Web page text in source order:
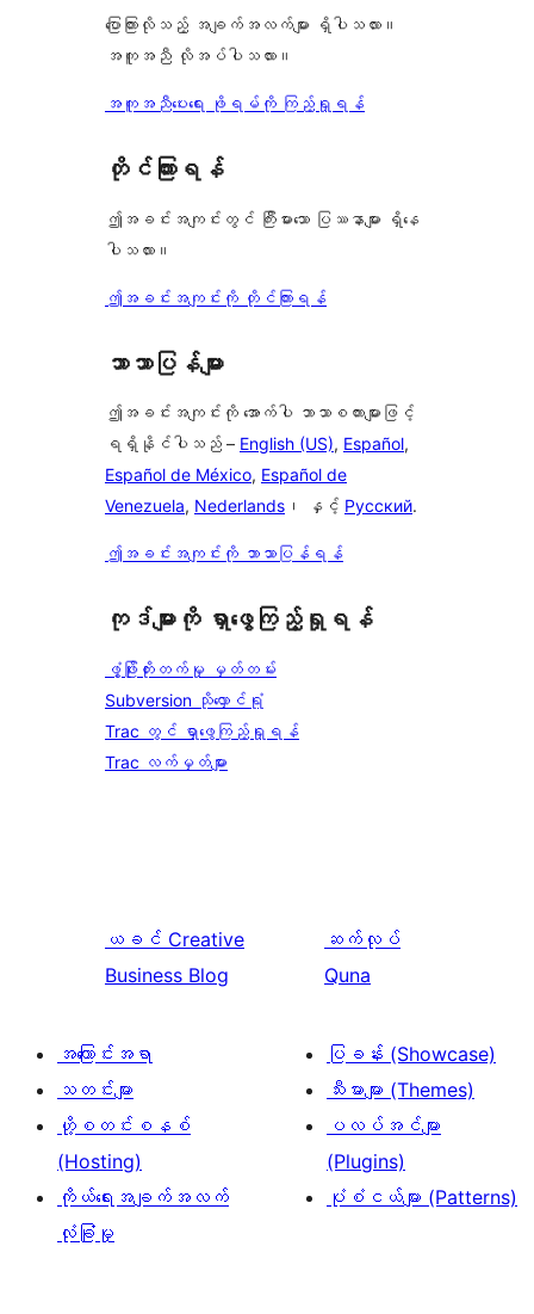
ပြောကြားလိုသည့် အချက်အလက်များ ရှိပါသလား။
အကူအညီ လိုအပ်ပါသလား။
အကူအညီပေးရေး ဖိုရမ်ကို ကြည့်ရှုရန်
တိုင်ကြားရန်
ဤအခင်းအကျင်းတွင် ကြီးမားသော ပြဿနာများ ရှိနေ
ပါသလား။
ဤအခင်းအကျင်းကို တိုင်ကြားရန်
ဘာသာပြန်များ
ဤအခင်းအကျင်းကို အောက်ပါ ဘာသာစကားများဖြင့်
ရရှိနိုင်ပါသည် – English (US), Español,
Español de México, Español de
Venezuela, Nederlands ၊ နှင့် Русский.
ဤအခင်းအကျင်းကို ဘာသာပြန်ရန်
ကုဒ်များကို ရှာဖွေကြည့်ရှုရန်
ဖွံ့ဖြိုးတိုးတက်မှု မှတ်တမ်း
Subversion သိုလှောင်ရုံ
Trac တွင် ရှာဖွေကြည့်ရှုရန်
Trac လက်မှတ်များ
ယခင် Creative
Business Blog
ဆက်လုပ်
Quna
အကြောင်းအရာ
သတင်းများ
ဟို့စတင်းစနစ်
(Hosting)
ကိုယ်ရေးအချက်အလက်
လုံခြုံမှု
ပြခန်း (Showcase)
သီးမားများ (Themes)
ပလပ်အင်များ
(Plugins)
ပုံစံငယ်များ (Patterns)